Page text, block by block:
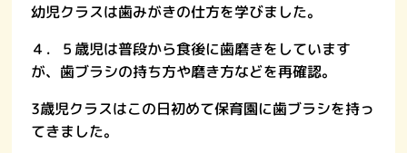
幼児クラスは歯みがきの仕方を学びました。
４．５歳児は普段から食後に歯磨きをしています
が、歯ブラシの持ち方や磨き方などを再確認。
3歳児クラスはこの日初めて保育園に歯ブラシを持っ
てきました。